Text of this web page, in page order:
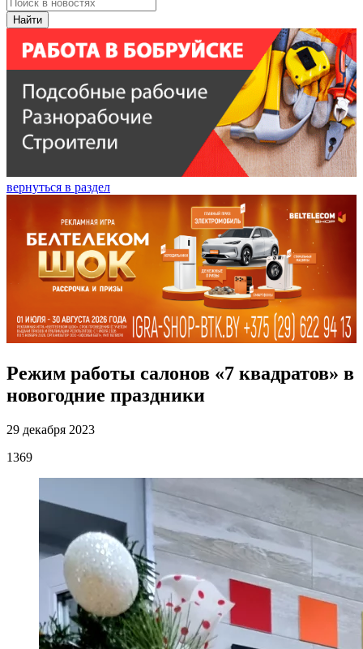
Найти
вернуться в раздел
Режим работы салонов «7 квадратов» в
новогодние праздники
29 декабря 2023
1369